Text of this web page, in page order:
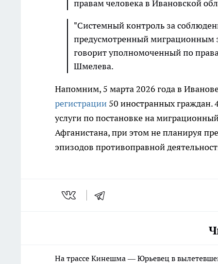
правам человека в Ивановской
"Системный контроль за
предусмотренный миграционным
говорит уполномоченный по
Шмелева.
Напомним, 5 марта 2026 года в
регистрации 50 иностранных граждан.
услуги по постановке на
Афганистана, при этом не планируя
эпизодов противоправной
На трассе Кинешма — Юрьевец в